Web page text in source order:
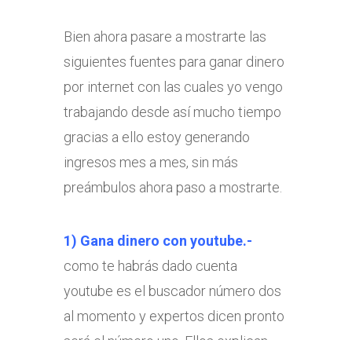
Bien ahora pasare a mostrarte las
siguientes fuentes para ganar dinero
por internet con las cuales yo vengo
trabajando desde así mucho tiempo
gracias a ello estoy generando
ingresos mes a mes, sin más
preámbulos ahora paso a mostrarte.
1) Gana dinero con youtube.-
como te habrás dado cuenta
youtube es el buscador número dos
al momento y expertos dicen pronto